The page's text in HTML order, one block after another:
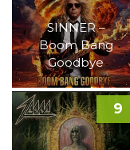
SINNER –
Boom Bang
Goodbye
9